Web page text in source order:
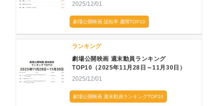
2025/12/01
劇場公開映画 認知率 週間TOP10
ランキング
劇場公開映画 週末動員ランキング
TOP10（2025年11月28日～11月30日）
2025/12/01
劇場公開映画 週末動員ランキングTOP10